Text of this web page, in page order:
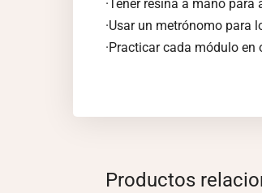
·Tener resina a mano para
·Usar un metrónomo para
·Practicar cada módulo
Productos